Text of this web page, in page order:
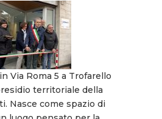
Via Roma 5 a Trofarello
territoriale della
Nasce come spazio di